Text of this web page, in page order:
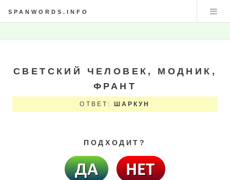
SPANWORDS.INFO
СВЕТСКИЙ ЧЕЛОВЕК, МОДНИК,
ФРАНТ
ОТВЕТ: ШАРКУН
ПОДХОДИТ?